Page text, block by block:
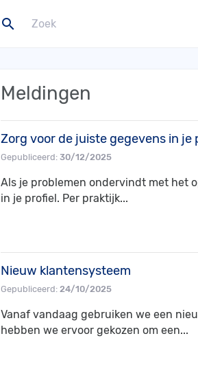
search
Meldingen
Zorg voor de juiste gegevens in je
Gepubliceerd: 30/12/2025
Als je problemen ondervindt met het
in je profiel. Per praktijk...
Nieuw klantensysteem
Gepubliceerd: 24/10/2025
Vanaf vandaag gebruiken we een
hebben we ervoor gekozen om een...